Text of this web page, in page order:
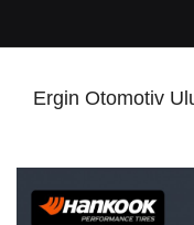
Ergin Otomotiv